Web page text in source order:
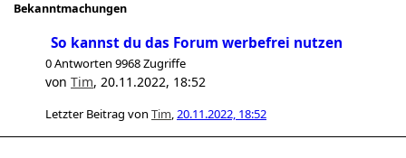
Bekanntmachungen
So kannst du das Forum werbefrei nutzen
0 Antworten 9968 Zugriffe
von Tim, 20.11.2022, 18:52
Letzter Beitrag von Tim,20.11.2022, 18:52